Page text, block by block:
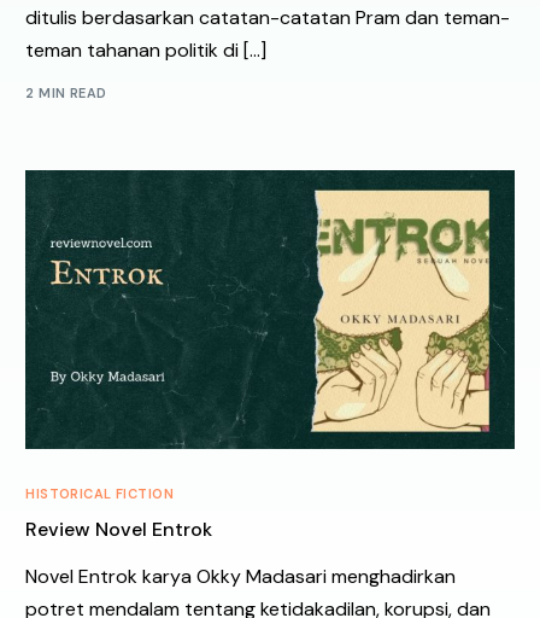
ditulis berdasarkan catatan-catatan Pram dan teman-
teman tahanan politik di […]
2 MIN READ
HISTORICAL FICTION
Review Novel Entrok
Novel Entrok karya Okky Madasari menghadirkan
potret mendalam tentang ketidakadilan, korupsi, dan